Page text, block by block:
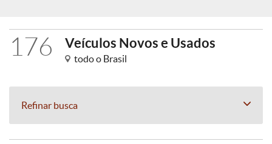
176 Veículos Novos e Usados
todo o Brasil
Refinar busca